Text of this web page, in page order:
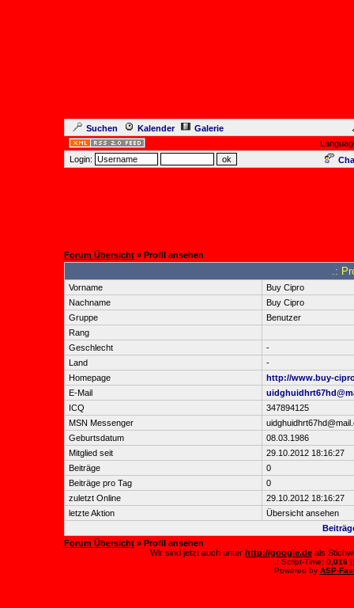
Suchen Kalender
Galerie
Login:
Forum Übersicht» Profil ansehen
.:
Vorname
Buy Cipro
Nachname
Buy Cipro
Gruppe
Benutzer
Rang
Geschlecht
-
Land
-
Homepage
http://www.buy-
E-Mail
ICQ
347894125
MSN Messenger
Geburtsdatum
08.03.1986
Mitglied seit
29.10.2012 18:16:27
Beiträge
0
Beiträge pro Tag
0
zuletzt Online
29.10.2012 18:16:27
letzte Aktion
Übersicht ansehen
Forum Übersicht» Profil ansehen
Wir sind jetzt auch unter http://google.de als
.: Script-Time: 0,016||
Powered by ASP-